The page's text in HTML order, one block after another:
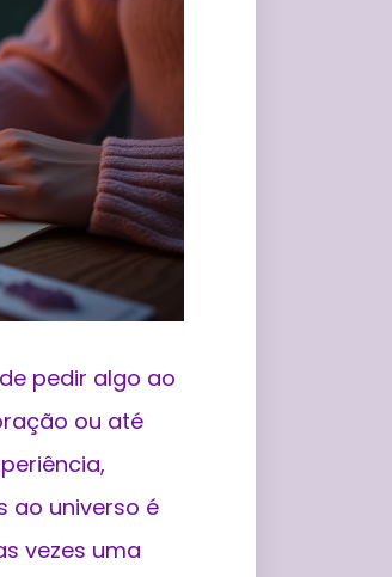
pedir algo ao
ou até
ao universo é
vezes uma